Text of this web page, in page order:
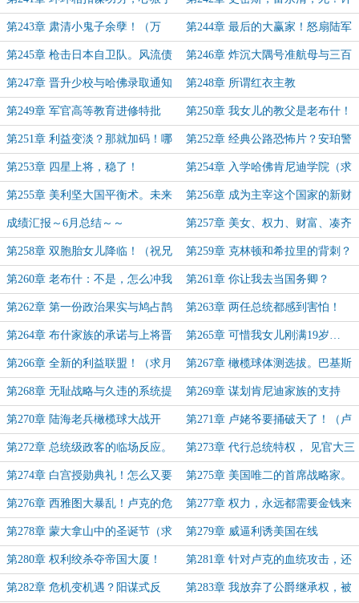
辣定胜负（2万字！） 划收网时刻。
第243章 肃清小鬼子余孽！（万
字，求月票）
第244章 最后的大赢家！怒扇陆军
自卫队！
第245章 枪击日本自卫队。风流债
暴露了？（1.3万字，可订阅！）
第246章 炸沉大隅号准航母与三百
日本兵
第247章 晋升少校与哈佛录取通知
书
第248章 所谓红衣主教
第249章 军官高等教育进修特批
令。FBI打上门懵了。（1.1万字）
第250章 我女儿的教父是老布什！
（1.2万字）
第251章 利益变淡？那就加码！哪
怕是假筹码！
第252章 经典公路恐怖片？安珀警
报。（本章偏日常，求月票！）
第253章 四星上将，稳了！ 第254章 入学哈佛肯尼迪学院（求
月票！）
第255章 美利坚大国平衡术。未来
将星齐聚。（求快过期的月票！）
第256章 成为主宰这个国家的新财
阀！
成绩汇报～6月总结～～ 第257章 美女、权力、财富、凑齐
一项便已是人中龙凤。（月初求月
票！）
第258章 双胞胎女儿降临！（祝兄
弟们，都会有双胞胎！）
第259章 克林顿和希拉里的背刺？
那就试试看谁刺谁！
第260章 老布什：不是，怎么冲我
来了？！
第261章 你让我去当国务卿？
第262章 第一份政治果实与鸠占鹊
巢（求月票！）
第263章 两任总统都感到害怕！
（求月票，本章很爽！）
第264章 布什家族的承诺与上将晋
升仪式（感谢一颗卤蛋z的打赏！）
第265章 可惜我女儿刚满19岁…
（求月票！）
第266章 全新的利益联盟！（求月
票！！！）
第267章 橄榄球体测选拔。巴基斯
坦政变成真！（二合一，求月票！）
第268章 无耻战略与久违的系统提
示（都快忘了还有挂！）
第269章 谋划肯尼迪家族的支持
（求月票！）
第270章 陆海老兵橄榄球大战开
干！（求月票！）
第271章 卢姥爷要捅破天了！（卢
克崭露头角的开始！求月票！）
第272章 总统级政客的临场反应。
突然降临的修罗场！（有车但不多）
第273章 代行总统特权， 见官大三
级！卢主任！（这章爽，速看！）
第274章 白宫授勋典礼！怎么又要
过圣诞节了！（求月票，真求。）
第275章 美国唯二的首席战略家。
组建委员会班底。（求月票哇！）
第276章 西雅图大暴乱！卢克的危
机公关处理！
第277章 权力，永远都需要金钱来
浇灌！（求月票！）
第278章 蒙大拿山中的圣诞节（求
月票！）
第279章 威逼利诱美国在线
第280章 权利绞杀夺帝国大厦！
（差60均就万订了！求订阅助力！）
第281章 针对卢克的血统攻击，还
是来了！（免费加更！冲万订！）
第282章 危机变机遇？阳谋式反 第283章 我放弃了公爵继承权，被